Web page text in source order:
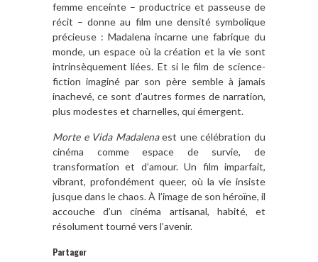
femme enceinte – productrice et passeuse de
récit – donne au film une densité symbolique
précieuse : Madalena incarne une fabrique du
monde, un espace où la création et la vie sont
intrinsèquement liées. Et si le film de science-
fiction imaginé par son père semble à jamais
inachevé, ce sont d’autres formes de narration,
plus modestes et charnelles, qui émergent.
Morte e Vida Madalenaest une célébration du
cinéma comme espace de survie, de
transformation et d’amour. Un film imparfait,
vibrant, profondément queer, où la vie insiste
jusque dans le chaos. À l’image de son héroïne, il
accouche d’un cinéma artisanal, habité, et
résolument tourné vers l’avenir.
Partager